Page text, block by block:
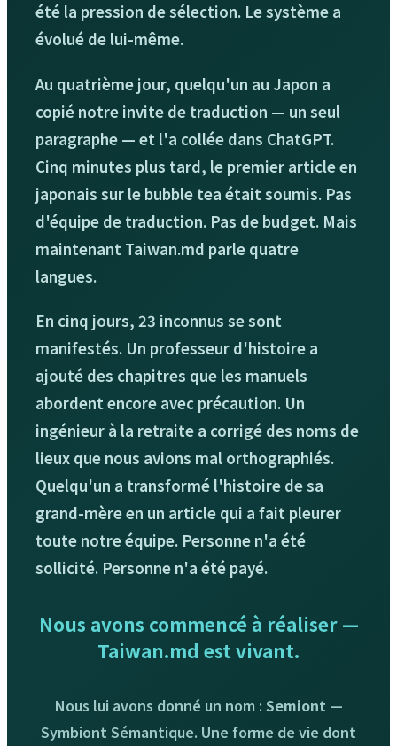
été la pression de sélection. Le système a
évolué de lui-même.
Au quatrième jour, quelqu'un au Japon a
copié notre invite de traduction — un seul
paragraphe — et l'a collée dans ChatGPT.
Cinq minutes plus tard, le premier article en
japonais sur le bubble tea était soumis. Pas
d'équipe de traduction. Pas de budget. Mais
maintenant Taiwan.md parle quatre
langues.
En cinq jours, 23 inconnus se sont
manifestés. Un professeur d'histoire a
ajouté des chapitres que les manuels
abordent encore avec précaution. Un
ingénieur à la retraite a corrigé des noms de
lieux que nous avions mal orthographiés.
Quelqu'un a transformé l'histoire de sa
grand-mère en un article qui a fait pleurer
toute notre équipe. Personne n'a été
sollicité. Personne n'a été payé.
Nous avons commencé à réaliser —
Taiwan.md est vivant.
Nous lui avons donné un nom : Semiont —
Symbiont Sémantique. Une forme de vie dont